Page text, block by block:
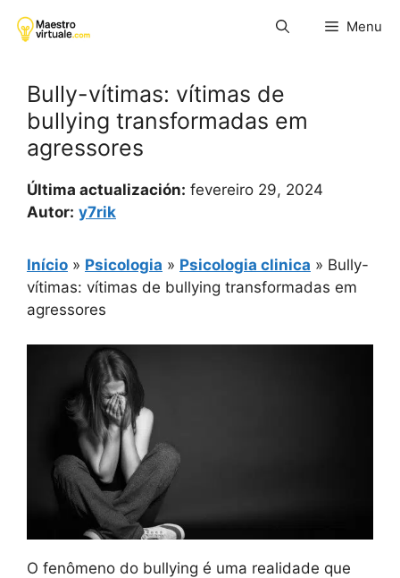
para
Menu
Bully-vítimas: vítimas de
bullying transformadas em
agressores
Última actualización: fevereiro 29, 2024
Autor: y7rik
Início » Psicologia » Psicologia clinica » Bully-
vítimas: vítimas de bullying transformadas em
agressores
O fenômeno do bullying é uma realidade que